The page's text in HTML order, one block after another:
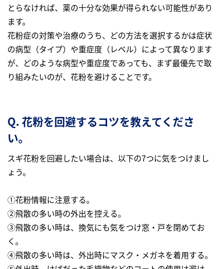
とらなければ、薬の十分な効果が得られない可能性があり
ます。
花粉症の対策や治療のうち、どの方法を選択するかは症状
の病型（タイプ）や重症度（レベル）によって異なります
が、どのような病型や重症度であっても、まず最優先で取
り組みたいのが、花粉を避けることです。
Q. 花粉を回避するコツを教えてくださ
い。
スギ花粉を回避したい場合は、以下の7つに気をつけまし
ょう。
①花粉情報に注意する。
②飛散の多い時の外出を控える。
③飛散の多い時は、換気にも気をつけ窓・戸を閉めてお
く。
④飛散の多い時は、外出時にマスク・メガネを着用する。